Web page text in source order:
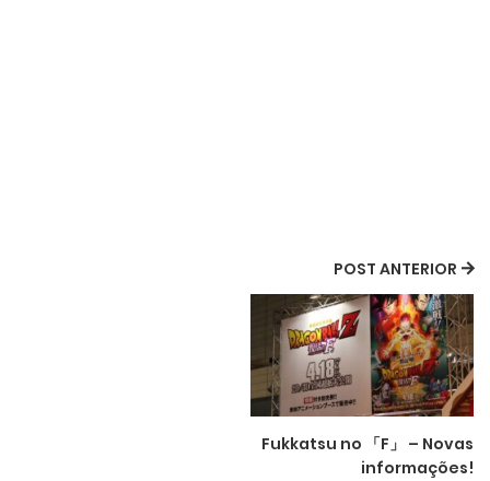
POST ANTERIOR
Fukkatsu no 「F」 – Novas
informações!